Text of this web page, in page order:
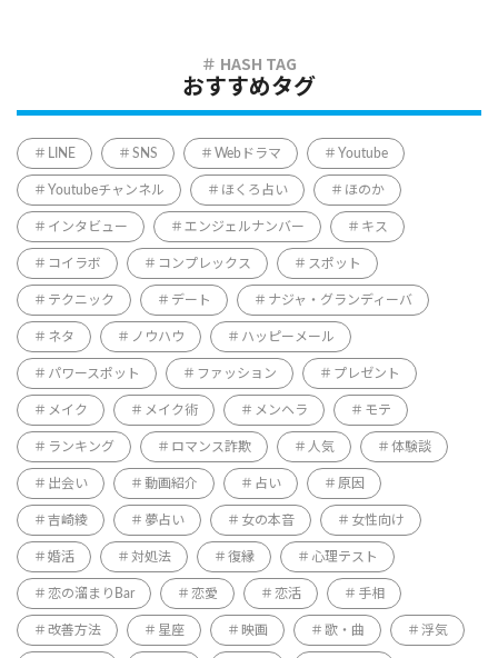
おすすめタグ
LINE SNS Webドラマ Youtube
Youtubeチャンネル ほくろ占い ほのか
インタビュー エンジェルナンバー キス
コイラボ コンプレックス スポット
テクニック デート ナジャ・グランディーバ
ネタ ノウハウ ハッピーメール
パワースポット ファッション プレゼント
メイク メイク術 メンヘラ モテ
ランキング ロマンス詐欺 人気 体験談
出会い 動画紹介 占い 原因
吉崎綾 夢占い 女の本音 女性向け
婚活 対処法 復縁 心理テスト
恋の溜まりBar 恋愛 恋活 手相
改善方法 星座 映画 歌・曲 浮気